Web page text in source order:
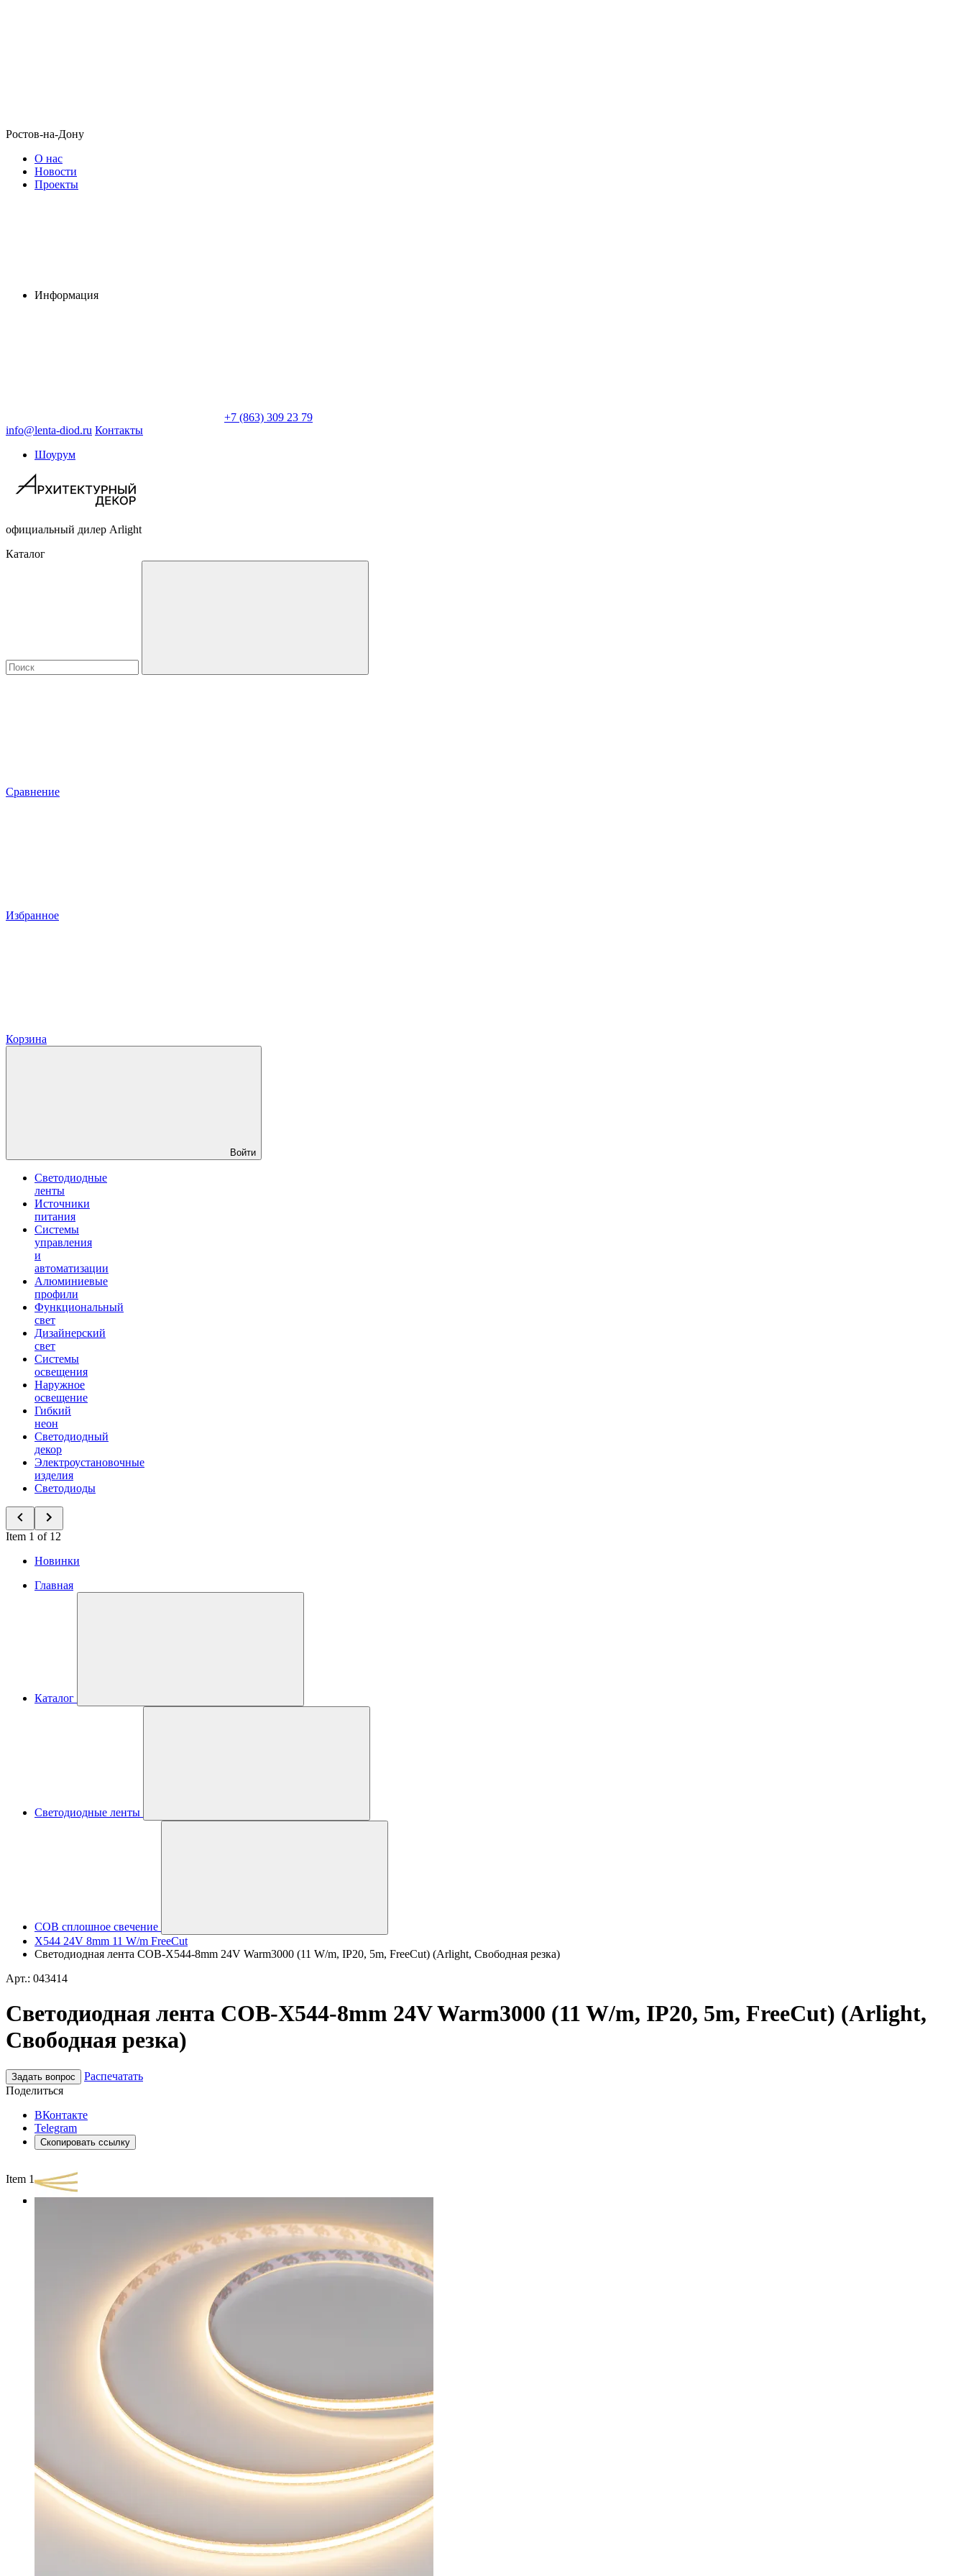
Ростов-на-Дону
О нас
Новости
Проекты
Информация
+7 (863) 309 23 79
info@lenta-diod.ru Контакты
Шоурум
официальный дилер Arlight
Каталог
Сравнение
Избранное
Корзина
Войти
Светодиодные
ленты
Источники
питания
Системы
управления
и
автоматизации
Алюминиевые
профили
Функциональный
свет
Дизайнерский
свет
Системы
освещения
Наружное
освещение
Гибкий
неон
Светодиодный
декор
Электроустановочные
изделия
Светодиоды
Item 1 of 12
Новинки
Главная
Каталог
Светодиодные ленты
COB сплошное свечение
X544 24V 8mm 11 W/m FreeCut
Светодиодная лента COB-X544-8mm 24V Warm3000 (11 W/m, IP20, 5m, FreeCut) (Arlight, Свободная резка)
Арт.: 043414
Светодиодная лента COB-X544-8mm 24V Warm3000 (11 W/m, IP20, 5m, FreeCut) (Arlight,
Свободная резка)
Задать вопрос
Распечатать
Поделиться
ВКонтакте
Telegram
Скопировать ссылку
Item 1 of 3